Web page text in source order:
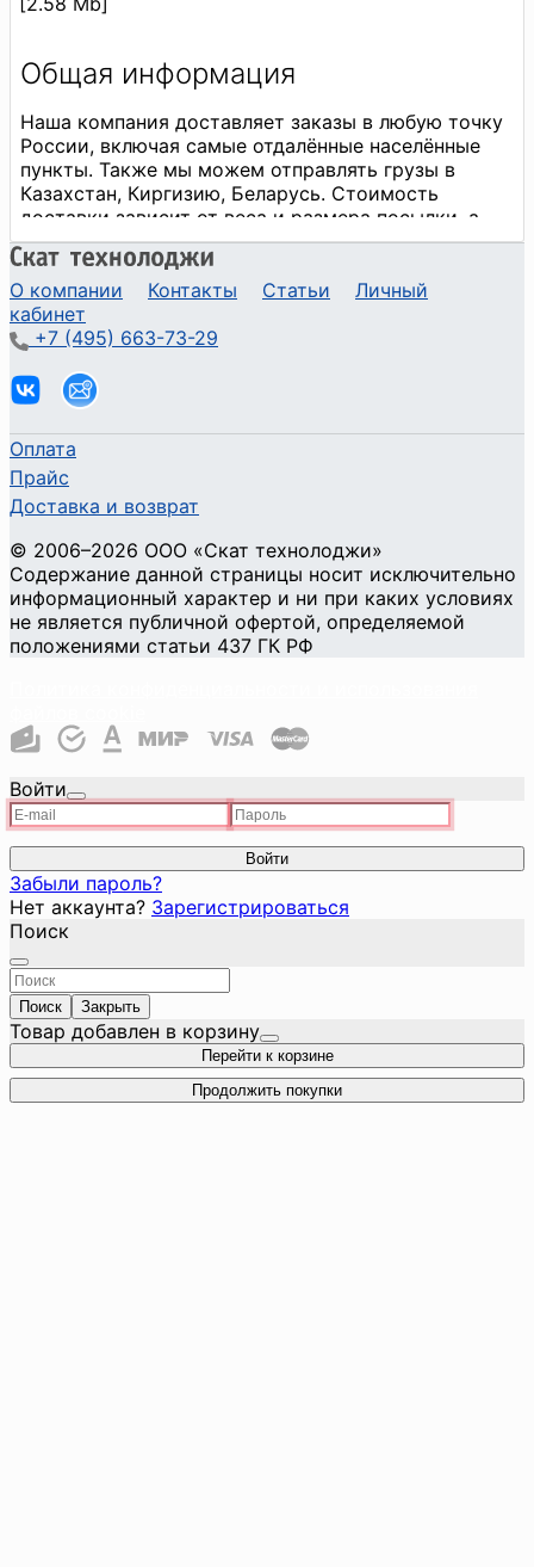
О компании Контакты Статьи
Личный
кабинет
+7 (495) 663-73-29
Оплата
Прайс
Доставка и возврат
© 2006–2026 ООО «Скат технолоджи»
Содержание данной страницы носит исключительно
информационный характер и ни при каких условиях
не является публичной офертой, определяемой
положениями статьи 437 ГК РФ
Войти
Войти
Забыли пароль?
Нет аккаунта? Зарегистрироваться
Поиск
Поиск Закрыть
Товар добавлен в корзину
Перейти к корзине
Продолжить покупки